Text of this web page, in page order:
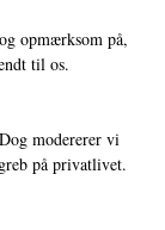
opmærksom på,
til os.
modererer vi
på privatlivet.